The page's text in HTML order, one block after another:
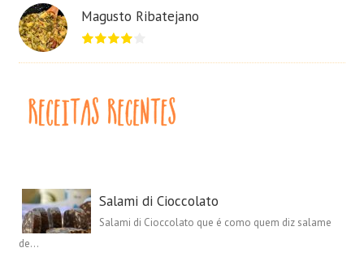
Magusto Ribatejano
Salami di Cioccolato
Salami di Cioccolato que é como quem diz salame
de...